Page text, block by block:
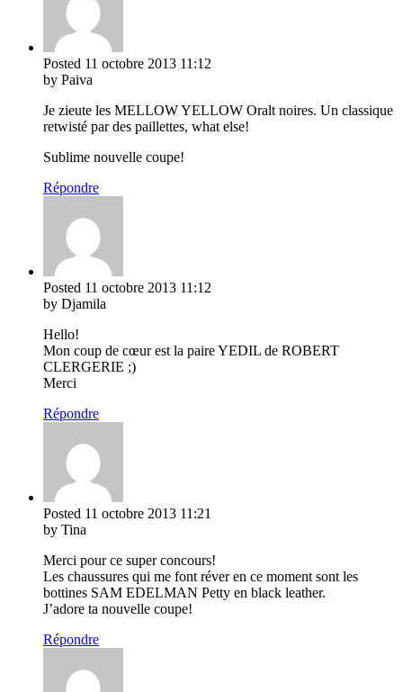
Posted 11 octobre 2013 11:12
by Paiva
Je zieute les MELLOW YELLOW Oralt noires. Un classique
retwisté par des paillettes, what else!
Sublime nouvelle coupe!
Répondre
Posted 11 octobre 2013 11:12
by Djamila
Hello!
Mon coup de cœur est la paire YEDIL de ROBERT
CLERGERIE ;)
Merci
Répondre
Posted 11 octobre 2013 11:21
by Tina
Merci pour ce super concours!
Les chaussures qui me font réver en ce moment sont les
bottines SAM EDELMAN Petty en black leather.
J’adore ta nouvelle coupe!
Répondre